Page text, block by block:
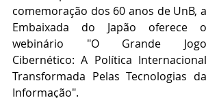
comemoração dos 60 anos de UnB, a
Embaixada do Japão oferece o
webinário "O Grande Jogo
Cibernético: A Política Internacional
Transformada Pelas Tecnologias da
Informação".